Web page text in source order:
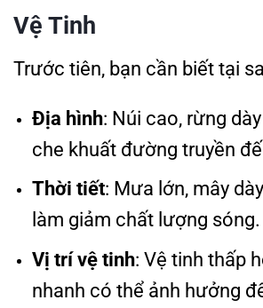
Vệ Tinh
Trước tiên, bạn cần biết tại
Địa hình: Núi cao, rừng
che khuất đường truyền
Thời tiết: Mưa lớn, mây
làm giảm chất lượng sóng.
Vị trí vệ tinh: Vệ tinh thấp
nhanh có thể ảnh hưởng